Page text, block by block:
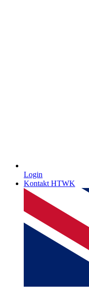
Login
Kontakt HTWK